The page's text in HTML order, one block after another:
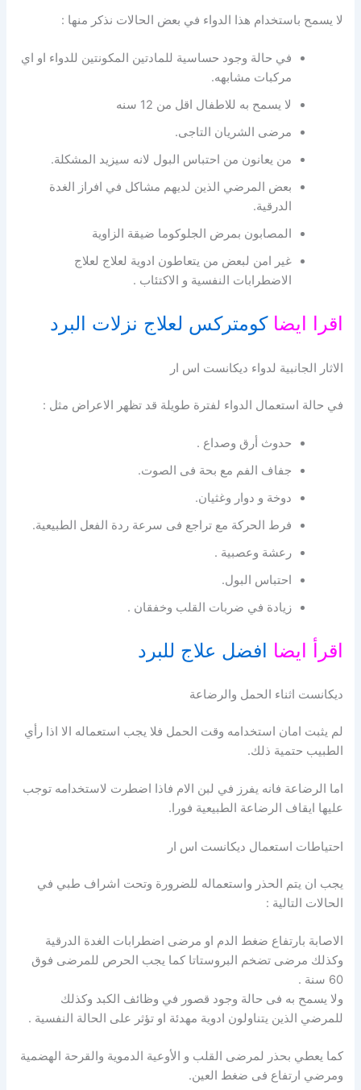
لا يسمح باستخدام هذا الدواء في بعض الحالات نذكر منها :
في حالة وجود حساسية للمادتين المكونتين للدواء او اي
مركبات مشابهه.
لا يسمح به للاطفال اقل من 12 سنه
مرضى الشريان التاجى.
من يعانون من احتباس البول لانه سيزيد المشكلة.
بعض المرضي الذين لديهم مشاكل في افراز الغدة
الدرقية.
المصابون بمرض الجلوكوما ضيقة الزاوية
غير امن لبعض من يتعاطون ادوية لعلاج لعلاج
الاضطرابات النفسية و الاكتئاب .
اقرا ايضا كومتركس لعلاج نزلات البرد
الاثار الجانبية لدواء ديكانست اس ار
في حالة استعمال الدواء لفترة طويلة قد تظهر الاعراض مثل :
حدوث أرق وصداع .
جفاف الفم مع بحة فى الصوت.
دوخة و دوار وغثيان.
فرط الحركة مع تراجع فى سرعة ردة الفعل الطبيعية.
رعشة وعصبية .
احتباس البول.
زيادة في ضربات القلب وخفقان .
اقرأ ايضا افضل علاج للبرد
ديكانست اثناء الحمل والرضاعة
لم يثبت امان استخدامه وقت الحمل فلا يجب استعماله الا اذا رأي
الطبيب حتمية ذلك.
اما الرضاعة فانه يفرز في لبن الام فاذا اضطرت لاستخدامه توجب
عليها ايقاف الرضاعة الطبيعية فورا.
احتياطات استعمال ديكانست اس ار
يجب ان يتم الحذر واستعماله للضرورة وتحت اشراف طبي في
الحالات التالية :
الاصابة بارتفاع ضغط الدم او مرضى اضطرابات الغدة الدرقية
وكذلك مرضى تضخم البروستاتا كما يجب الحرص للمرضى فوق
60 سنة .
ولا يسمح به فى حالة وجود قصور في وظائف الكبد وكذلك
للمرضي الذين يتناولون ادوية مهدئة او تؤثر على الحالة النفسية .
كما يعطي بحذر لمرضى القلب و الأوعية الدموية والقرحة الهضمية
ومرضي ارتفاع فى ضغط العين.